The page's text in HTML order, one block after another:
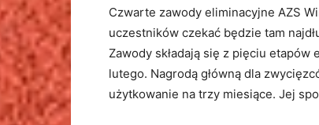
Czwarte zawody eliminacyjne AZS
uczestników czekać będzie tam
Zawody składają się z pięciu
lutego. Nagrodą główną dla
użytkowanie na trzy miesiące. Jej